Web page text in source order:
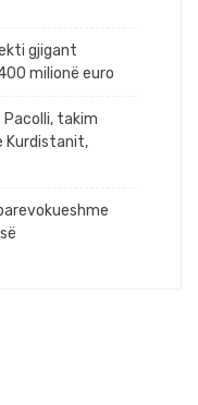
gjigant
milionë euro
takim
Kurdistanit,